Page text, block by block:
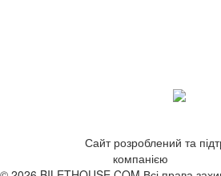
Сайт розроблений та
компанією